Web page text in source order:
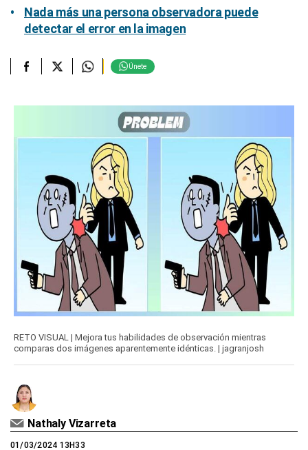
Nada más una persona observadora puede
detectar el error en la imagen
Únete
RETO VISUAL | Mejora tus habilidades de observación mientras
comparas dos imágenes aparentemente idénticas. | jagranjosh
Nathaly Vizarreta
01/03/2024 13H33